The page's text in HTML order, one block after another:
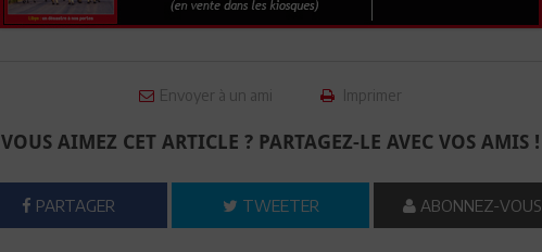
Envoyer à un ami Imprimer
VOUS AIMEZ CET ARTICLE ? PARTAGEZ-LE AVEC VOS AMIS !
PARTAGER TWEETER ABONNEZ-VOUS